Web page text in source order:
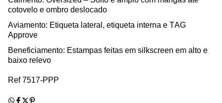
cotovelo e ombro deslocado
Aviamento: Etiqueta lateral, etiqueta interna e TAG
Approve
Beneficiamento: Estampas feitas em silkscreen em alto e
baixo relevo
Ref 7517-PPP